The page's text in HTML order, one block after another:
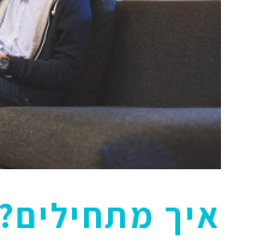
איך מתחילים?